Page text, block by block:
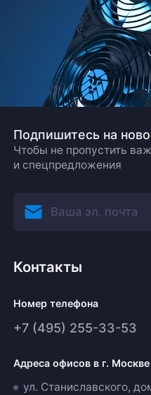
Подпишитесь на
Чтобы не пропустить
и спецпредложения
Контакты
Номер телефона
+7 (495) 255-33-53
Адреса офисов в г. Москве
ул. Станиславского,